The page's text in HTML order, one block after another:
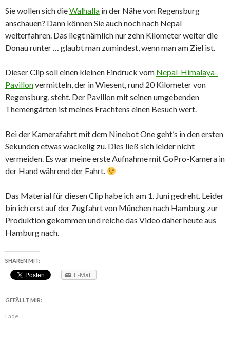
Sie wollen sich dieWalhalla in der Nähe von Regensburg
anschauen? Dann können Sie auch noch nach Nepal
weiterfahren. Das liegt nämlich nur zehn Kilometer weiter die
Donau runter … glaubt man zumindest, wenn man am Ziel ist.
Dieser Clip soll einen kleinen Eindruck vom Nepal-Himalaya-
Pavillonvermitteln, der in Wiesent, rund 20 Kilometer von
Regensburg, steht. Der Pavillon mit seinen umgebenden
Themengärten ist meines Erachtens einen Besuch wert.
Bei der Kamerafahrt mit dem Ninebot One geht’s in den ersten
Sekunden etwas wackelig zu. Dies ließ sich leider nicht
vermeiden. Es war meine erste Aufnahme mit GoPro-Kamera in
der Hand während der Fahrt.
Das Material für diesen Clip habe ich am 1. Juni gedreht. Leider
bin ich erst auf der Zugfahrt von München nach Hamburg zur
Produktion gekommen und reiche das Video daher heute aus
Hamburg nach.
SHAREN MIT:
E-Mail
GEFÄLLT MIR:
Lade...